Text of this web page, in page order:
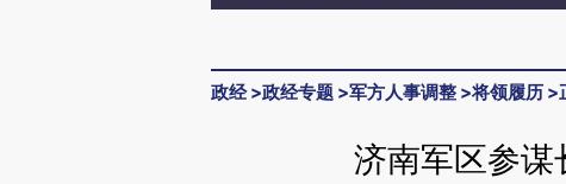
政经>政经专题 >军方人事调整 >将领履历 >
济南军区参谋